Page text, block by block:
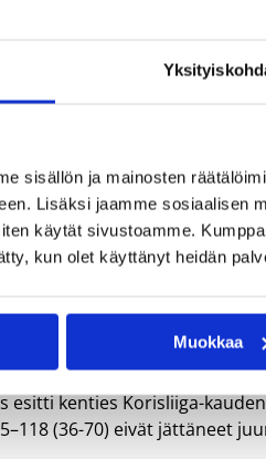
sisällön ja mainosten
Lisäksi jaamme sosiaalisen
käytät sivustoamme.
kun olet käyttänyt heidän
Muokkaa
esitti kenties Korisliiga-
(36-70) eivät jättäneet